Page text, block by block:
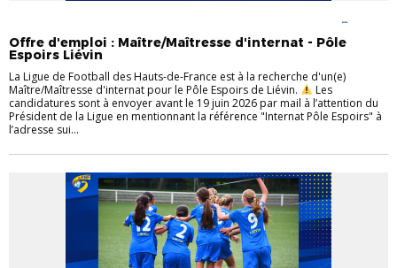
Offre d'emploi : Maître/Maîtresse d'internat - Pôle
Espoirs Liévin
La Ligue de Football des Hauts-de-France est à la recherche d'un(e)
Maître/Maîtresse d'internat pour le Pôle Espoirs de Liévin.
Les
candidatures sont à envoyer avant le 19 juin 2026 par mail à l’attention du
Président de la Ligue en mentionnant la référence "Internat Pôle Espoirs" à
l’adresse sui...